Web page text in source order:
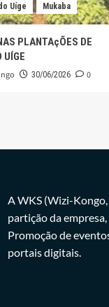
Uíge Mukaba
PLANTAçÕES DE
UÍGE
30/06/2026 0
A WKS (Wizi-
partição da
Promoção de
portais digitais.